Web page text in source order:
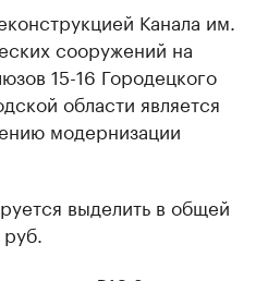
Канала им.
сооружений на
15-16 Городецкого
области является
модернизации
выделить в общей